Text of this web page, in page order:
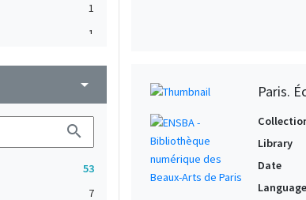
1
1
arrow_drop_down
search
53
7
Paris.
Library
Date
Language